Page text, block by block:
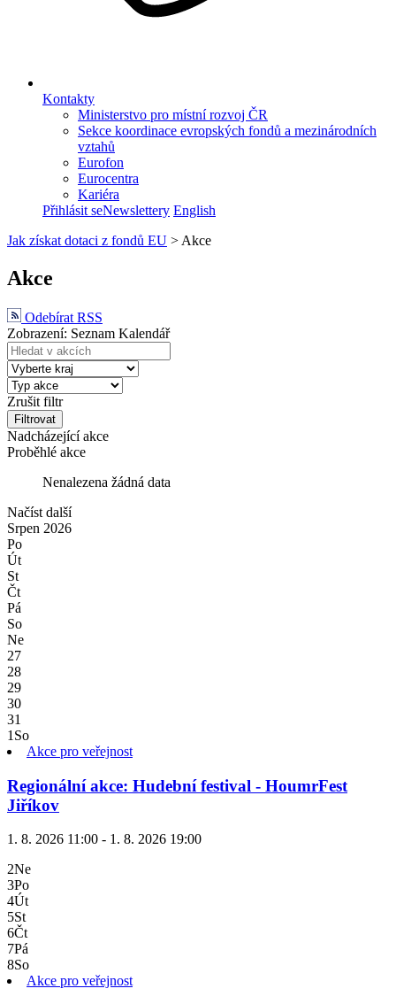
Kontakty
Ministerstvo pro místní rozvoj ČR
Sekce koordinace evropských fondů a mezinárodních
vztahů
Eurofon
Eurocentra
Kariéra
Přihlásit seNewslettery English
Jak získat dotaci z fondů EU > Akce
Akce
Odebírat RSS
Zobrazení: Seznam Kalendář
Zrušit filtr
Filtrovat
Nadcházející akce
Proběhlé akce
Nenalezena žádná data
Načíst další
Srpen 2026
Po
Út
St
Čt
Pá
So
Ne
27
28
29
30
31
1 So
Akce pro veřejnost
Regionální akce: Hudební festival - HoumrFest
Jiříkov
1. 8. 2026 11:00 - 1. 8. 2026 19:00
2Ne
3Po
4Út
5St
6Čt
7Pá
8So
Akce pro veřejnost